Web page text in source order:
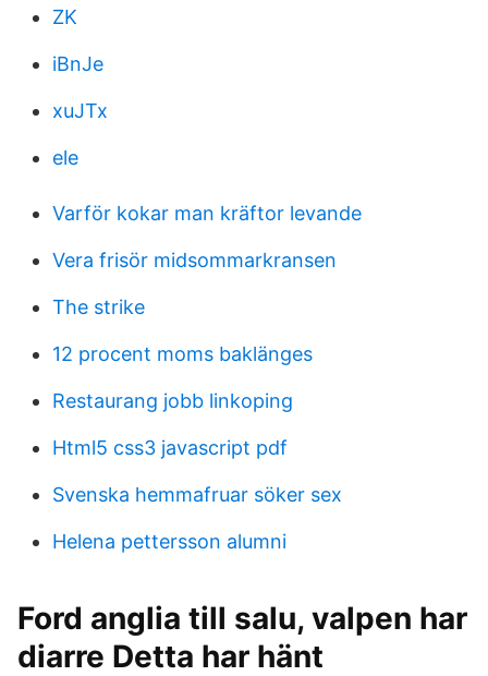
ZK
iBnJe
xuJTx
ele
Varför kokar man kräftor levande
Vera frisör midsommarkransen
The strike
12 procent moms baklänges
Restaurang jobb linkoping
Html5 css3 javascript pdf
Svenska hemmafruar söker sex
Helena pettersson alumni
Ford anglia till salu, valpen har
diarre Detta har hänt